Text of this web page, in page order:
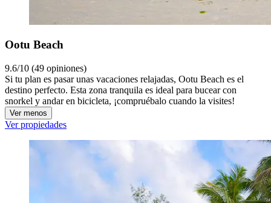
Ootu Beach
9.6/10 (49 opiniones)
Si tu plan es pasar unas vacaciones relajadas, Ootu Beach es el
destino perfecto. Esta zona tranquila es ideal para bucear con
snorkel y andar en bicicleta, ¡compruébalo cuando la visites!
Ver menos
Ver propiedades